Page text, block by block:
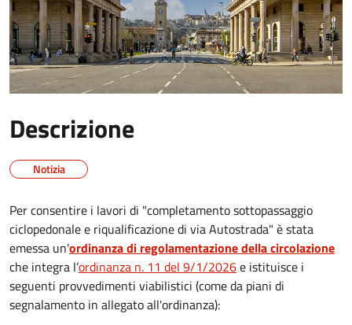
Descrizione
Notizia
Per consentire i lavori di "completamento sottopassaggio
ciclopedonale e riqualificazione di via Autostrada" è stata
emessa un'ordinanza di regolamentazione della circolazione
che integra l’ordinanza n. 11 del 9/1/2026e istituisce i
seguenti provvedimenti viabilistici (come da piani di
segnalamento in allegato all'ordinanza):